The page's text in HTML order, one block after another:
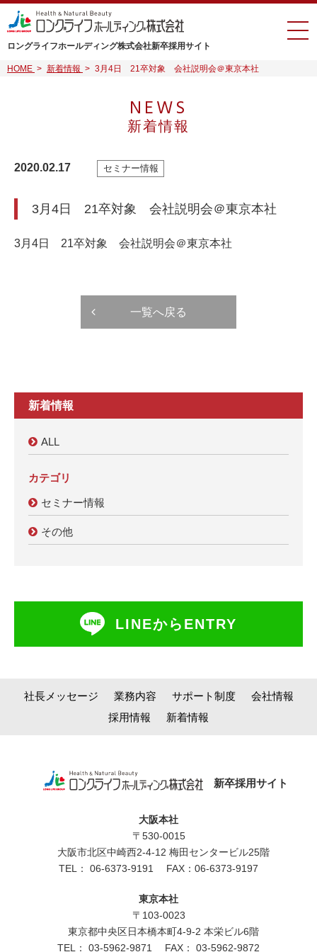
ロングライフホールディング株式会社新卒採用サイト
HOME > 新着情報 > 3月4日 21卒対象 会社説明会＠東京本社
NEWS
新着情報
2020.02.17 セミナー情報
3月4日 21卒対象 会社説明会＠東京本社
3月4日 21卒対象 会社説明会＠東京本社
一覧へ戻る
新着情報
ALL
カテゴリ
セミナー情報
その他
LINEからENTRY
社長メッセージ 業務内容 サポート制度
会社情報
採用情報
新着情報
新卒採用サイト
大阪本社
〒530-0015
大阪市北区中崎西2-4-12 梅田センタービル25階
TEL： 06-6373-9191 FAX：06-6373-9197
東京本社
〒103-0023
東京都中央区日本橋本町4-9-2 本栄ビル6階
TEL： 03-5962-9871 FAX： 03-5962-9872